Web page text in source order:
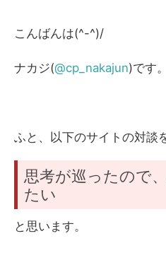
こんばんは(^-^)/
ナカジ(@cp_nakajun)です。
ふと、以下のサイトの対談
思考が巡ったので
たい
と思います。